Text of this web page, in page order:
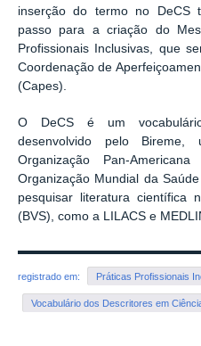
inserção do termo no DeCS
passo para a criação do
Profissionais Inclusivas, que
Coordenação de
(Capes).
O DeCS é um
desenvolvido pelo Bireme,
Organização Pan-
Organização Mundial da
pesquisar literatura científica
(BVS), como a LILACS e
registrado em: Práticas Profissionais
Vocabulário dos Descritores em